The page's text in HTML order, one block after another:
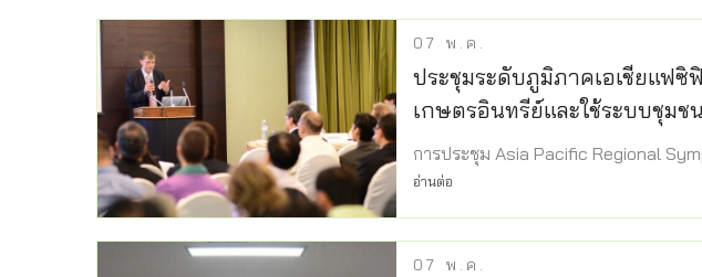
07 พ.ค.
ประชุมระดับภูมิภาคเอเชียแฟซิ
เกษตรอินทรีย์และใช้ระบบชุมช
การประชุม Asia Pacific Regional
อ่านต่อ
07 พ.ค.